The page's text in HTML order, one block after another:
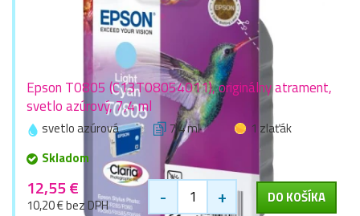
Epson T0805 (C13T08054011), originálny atrament,
svetlo azúrový, 7,4 ml
svetlo azúrová 7,4 ml
1 zlaťák
Skladom
12,55 €
10,20 € bez DPH - + DO KOŠÍKA